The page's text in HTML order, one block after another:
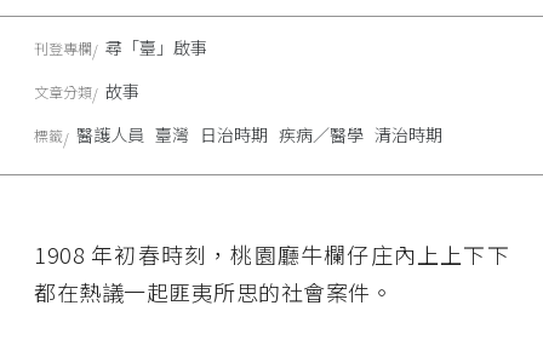
1908 年初春時刻，桃園廳牛欄仔庄內上上下下
都在熱議一起匪夷所思的社會案件。
刊登專欄 尋「臺」啟事
文章分類 故事
標籤 醫護人員 臺灣 日治時期 疾病／醫學 清治時期